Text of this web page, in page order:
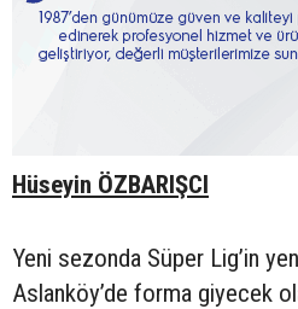
Hüseyin ÖZBARIŞCI
Yeni sezonda Süper Lig’in
Aslanköy’de forma giyecek